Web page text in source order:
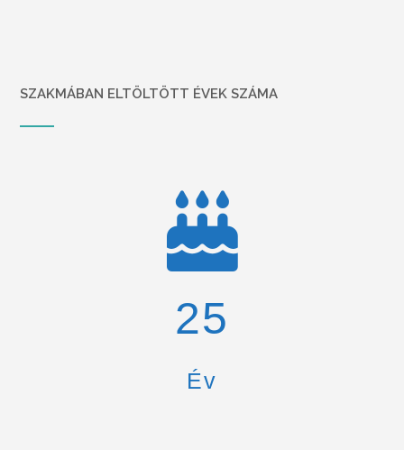
SZAKMÁBAN ELTÖLTÖTT ÉVEK SZÁMA
26
Év